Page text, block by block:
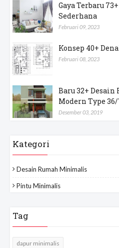
Gaya Terbaru
Sederhana
Februari 09, 2023
Konsep 40+
Februari 08, 2023
Baru 32+
Modern Type
Desember 03, 2019
Kategori
Desain Rumah Minimalis
Pintu Minimalis
Tag
dapur minimalis